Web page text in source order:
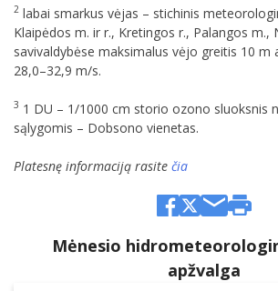
Mėnesio
apžvalga
2 labai smarkus vėjas – stichinis
Klaipėdos m. ir r., Kretingos r., Palangos m.,
savivaldybėse maksimalus vėjo greitis 10 m
28,0–32,9 m/s.
3 1 DU – 1/1000 cm storio ozono sluoksnis
sąlygomis – Dobsono vienetas.
Platesnę informaciją rasite čia